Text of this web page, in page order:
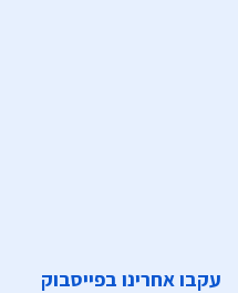
עקבו אחרינו בפייסבוק